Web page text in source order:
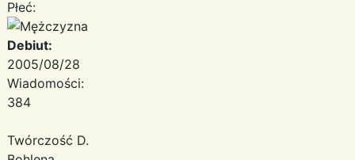
Płeć:
Debiut:
2005/08/28
Wiadomości:
384
Twórczość D.